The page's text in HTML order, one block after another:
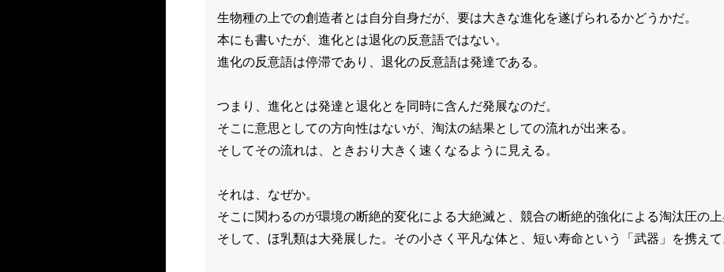
生物種の上での創造者とは自分自身だが、要は大きな進化を遂げられるかどうかだ。
本にも書いたが、進化とは退化の反意語ではない。
進化の反意語は停滞であり、退化の反意語は発達である。
つまり、進化とは発達と退化とを同時に含んだ発展なのだ。
そこに意思としての方向性はないが、淘汰の結果としての流れが出来る。
そしてその流れは、ときおり大きく速くなるように見える。
それは、なぜか。
そこに関わるのが環境の断絶的変化による大絶滅と、競合の断絶的強化による淘汰圧の上
そして、ほ乳類は大発展した。その小さく平凡な体と、短い寿命という「武器」を携えて